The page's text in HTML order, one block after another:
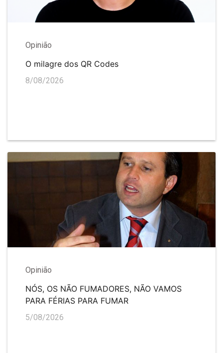
Opinião
O milagre dos QR Codes
8/08/2026
Opinião
NÓS, OS NÃO FUMADORES, NÃO VAMOS
PARA FÉRIAS PARA FUMAR
5/08/2026